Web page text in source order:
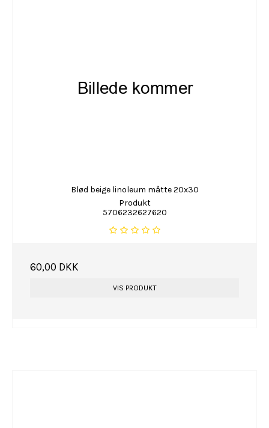
Blød beige linoleum måtte 20x30
Produkt
5706232627620
60,00 DKK
VIS PRODUKT